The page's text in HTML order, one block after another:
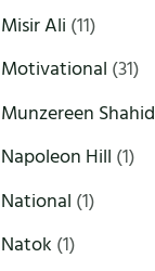
Misir Ali (11)
Motivational (31)
Munzereen Shahid
Napoleon Hill (1)
National (1)
Natok (1)